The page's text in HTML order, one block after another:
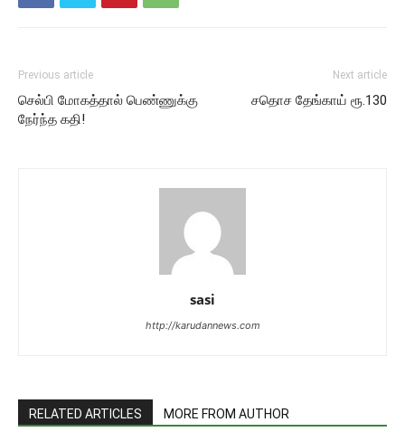
Previous article
செல்பி மோகத்தால் பெண்ணுக்கு
நேர்ந்த கதி!
Next article
சதொச தேங்காய் ரூ.130
sasi
http://karudannews.com
RELATED ARTICLES MORE FROM AUTHOR